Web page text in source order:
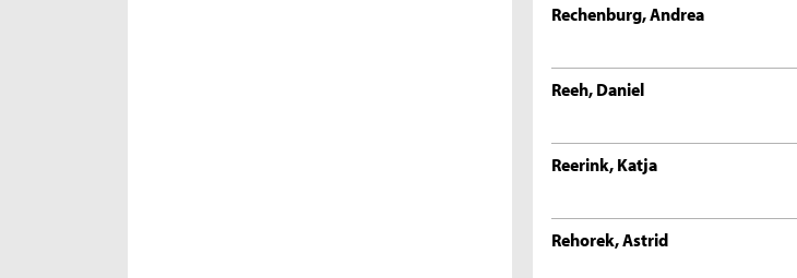
Rechenburg, Andrea
Reeh, Daniel
Reerink, Katja
Rehorek, Astrid